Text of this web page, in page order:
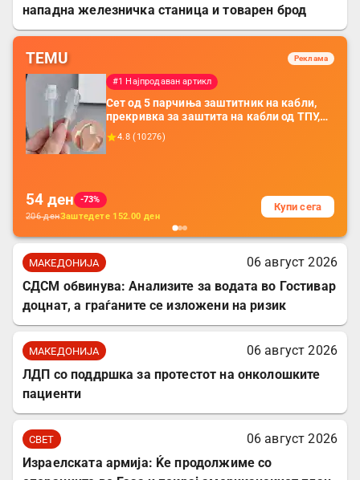
нападна железничка станица и товарен брод
TEMU Реклама
#1 Најпродаван артикл
Сет од 5 парчиња заштитник на кабли,
прекривка за заштита на кабли од ТПУ,
додатоци за заштита на кабли, без
батерија, за мобилни телефони, комплет
4.8 ( 10276)
54 ден
-73%
206денЗаштедете 152.00 ден
Купи сега
МАКЕДОНИЈА
06 август 2026
СДСМ обвинува: Анализите за водата во Гостивар
доцнат, а граѓаните се изложени на ризик
МАКЕДОНИЈА
06 август 2026
ЛДП со поддршка за протестот на онколошките
пациенти
СВЕТ
06 август 2026
Израелската армија: Ќе продолжиме со